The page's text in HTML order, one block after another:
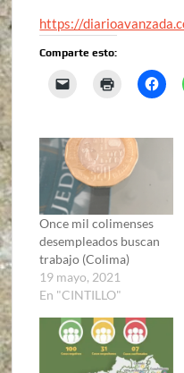
https://
Comparte esto:
Once mil colimenses
desempleados buscan
trabajo (Colima)
19 mayo, 2021
En "CINTILLO"